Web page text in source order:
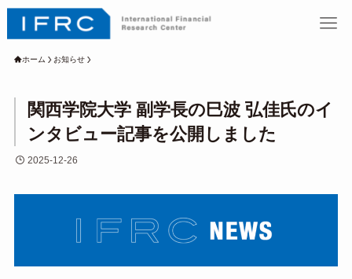
ホーム お知らせ
関西学院大学 副学長の巳波 弘佳氏のイ
ンタビュー記事を公開しました
2025-12-26